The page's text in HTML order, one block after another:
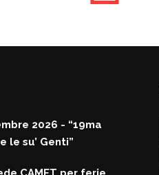
2026 - “19ma
le su’ Genti”